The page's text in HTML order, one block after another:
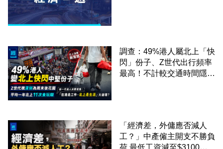
調查：49%港人屬北上「快
閃」份子、Z世代出行頻率
最高！不計較交通時間隱形
「經濟差，外傭應否減人
工？」中產僱主開支不勝負